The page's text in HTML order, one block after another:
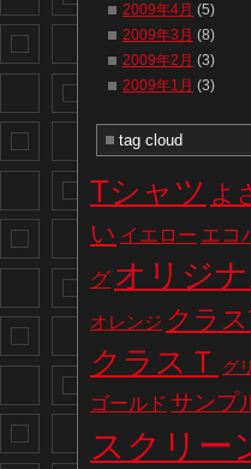
2009年4月 (5)
2009年3月 (8)
2009年2月 (3)
2009年1月 (3)
tag cloud
Tシャツ よ
い イエロー エコ
グ オリジ
オレンジ クラ
クラスＴ グ
ゴールド サンプ
スクリー